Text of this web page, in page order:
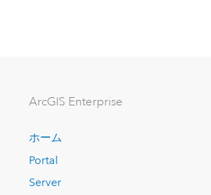
ArcGIS Enterprise
ホーム
Portal
Server